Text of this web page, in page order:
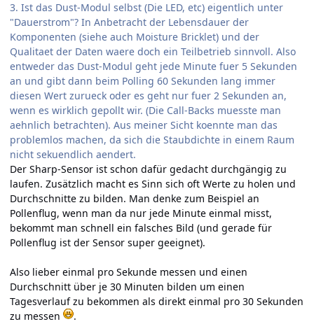
3. Ist das Dust-Modul selbst (Die LED, etc) eigentlich unter
"Dauerstrom"? In Anbetracht der Lebensdauer der
Komponenten (siehe auch Moisture Bricklet) und der
Qualitaet der Daten waere doch ein Teilbetrieb sinnvoll. Also
entweder das Dust-Modul geht jede Minute fuer 5 Sekunden
an und gibt dann beim Polling 60 Sekunden lang immer
diesen Wert zurueck oder es geht nur fuer 2 Sekunden an,
wenn es wirklich gepollt wir. (Die Call-Backs muesste man
aehnlich betrachten). Aus meiner Sicht koennte man das
problemlos machen, da sich die Staubdichte in einem Raum
nicht sekuendlich aendert.
Der Sharp-Sensor ist schon dafür gedacht durchgängig zu
laufen. Zusätzlich macht es Sinn sich oft Werte zu holen und
Durchschnitte zu bilden. Man denke zum Beispiel an
Pollenflug, wenn man da nur jede Minute einmal misst,
bekommt man schnell ein falsches Bild (und gerade für
Pollenflug ist der Sensor super geeignet).
Also lieber einmal pro Sekunde messen und einen
Durchschnitt über je 30 Minuten bilden um einen
Tagesverlauf zu bekommen als direkt einmal pro 30 Sekunden
zu messen
.